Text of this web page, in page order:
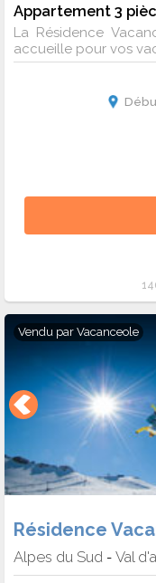
Appartement 3
La Résidence
accueille pour vos
Vendu par Vacanceole
Résidence
Alpes du Sud - Val